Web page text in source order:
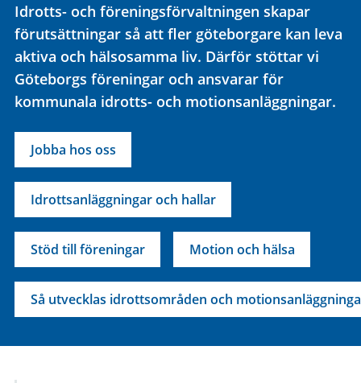
Idrotts- och föreningsförvaltningen skapar
förutsättningar så att fler göteborgare kan leva
aktiva och hälsosamma liv. Därför stöttar vi
Göteborgs föreningar och ansvarar för
kommunala idrotts- och motionsanläggningar.
Jobba hos oss
Idrottsanläggningar och hallar
Stöd till föreningar Motion och hälsa
Så utvecklas idrottsområden och